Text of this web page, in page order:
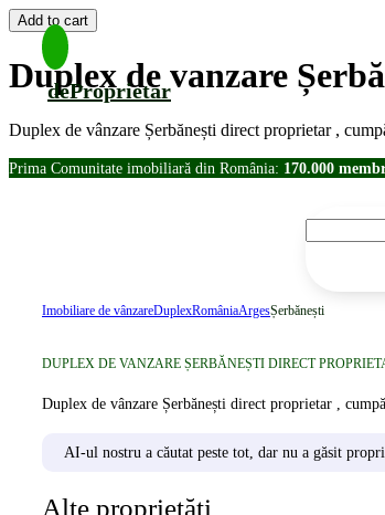
Duplex de vanzare
Duplex de vânzare Șerbănești direct proprietar ,
Prima Comunitate imobiliară din România: 170.000
deProprietar
Imobiliare de vânzareDuplexRomâniaArgesȘerbănești
DUPLEX DE VANZARE ȘERBĂNEȘTI DIRECT
Duplex de vânzare Șerbănești direct proprietar ,
AI-ul nostru a căutat peste tot, dar nu a găsit
Alte proprietăți